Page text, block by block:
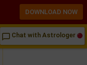
chat_bubble_outline Chat with Astrologer
DOWNLOAD NOW